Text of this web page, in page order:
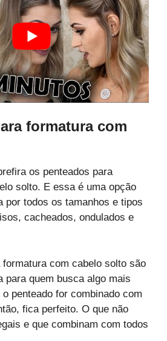
formatura com
os penteados para
solto. E essa é uma opção
por todos os tamanhos e tipos
cacheados, ondulados e
com cabelo solto são
para quem busca algo mais
penteado for combinado com
fica perfeito. O que não
e que combinam com todos